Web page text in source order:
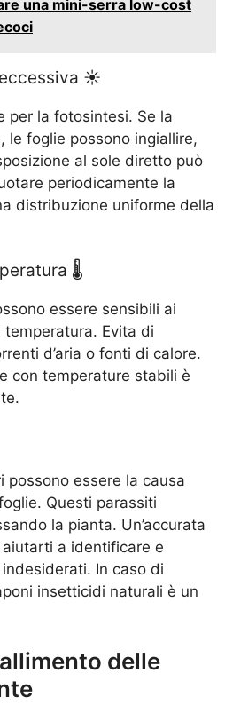
una mini-serra low-cost
☀️
per la fotosintesi. Se la
le foglie possono ingiallire,
al sole diretto può
periodicamente la
distribuzione uniforme della
🌡️
essere sensibili ai
Evita di
d’aria o fonti di calore.
con temperature stabili è
possono essere la causa
Questi parassiti
la pianta. Un’accurata
a identificare e
In caso di
insetticidi naturali è un
delle